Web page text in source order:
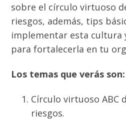
sobre el círculo virtuoso
riesgos, además, tips
implementar esta cultura
para fortalecerla en tu
Los temas que verás son:
Círculo virtuoso ABC
riesgos.